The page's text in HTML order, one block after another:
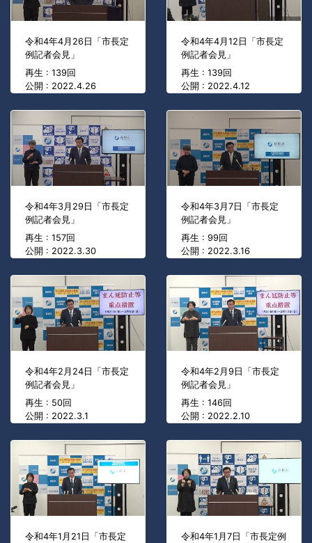
令和4年4月26日「市長定
例記者会見」
再生 : 139回
公開 : 2022.4.26
令和4年4月12日「市長定
例記者会見」
再生 : 139回
公開 : 2022.4.12
令和4年3月29日「市長定
例記者会見」
再生 : 157回
公開 : 2022.3.30
令和4年3月7日「市長定
例記者会見」
再生 : 99回
公開 : 2022.3.16
令和4年2月24日「市長定
例記者会見」
再生 : 50回
公開 : 2022.3.1
令和4年2月9日「市長定
例記者会見」
再生 : 146回
公開 : 2022.2.10
令和4年1月21日「市長定
令和4年1月7日「市長定例